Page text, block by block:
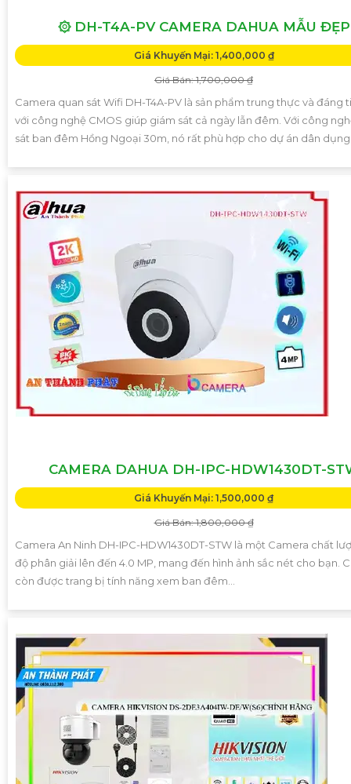
۞ DH-T4A-PV CAMERA DAHUA MẪU ĐẸP
Giá Khuyến Mại: 1,400,000 ₫
Giá Bán: 1,700,000 ₫
Camera quan sát Wifi DH-T4A-PV là sản phẩm trung thực và đáng
với công nghệ CMOS giúp giám sát cả ngày lẫn đêm. Với công
sát ban đêm Hồng Ngoại 30m, nó rất phù hợp cho dự án dân dụng
CAMERA DAHUA DH-IPC-HDW1430DT-
Giá Khuyến Mại: 1,500,000 ₫
Giá Bán: 1,800,000 ₫
Camera An Ninh DH-IPC-HDW1430DT-STW là một Camera chất
độ phân giải lên đến 4.0 MP, mang đến hình ảnh sắc nét cho bạn.
còn được trang bị tính năng xem ban đêm...